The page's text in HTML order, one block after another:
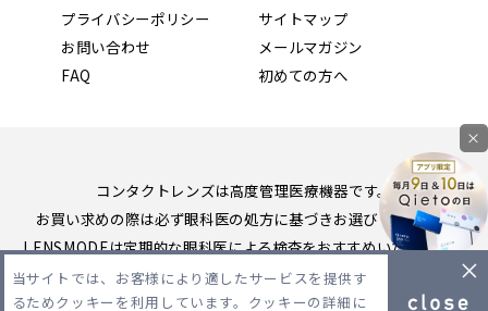
プライバシーポリシー
サイトマップ
お問い合わせ
メールマガジン
FAQ
初めての方へ
コンタクトレンズは高度管理医療機器です。
お買い求めの際は必ず眼科医の処方に基づきお選びください。
LENSMODEは定期的な眼科医による検査をおすすめいたします。
Copyright 2026 LENSMODE PTE,LTD. All Rights Reserved.
当サイトでは、お客様により適したサービスを提供す
るためクッキーを利用しています。クッキーの詳細に
×